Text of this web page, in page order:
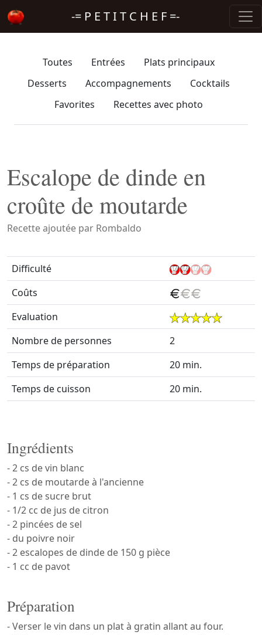
-= P E T I T C H E F =-
Toutes Entrées
Plats principaux
Desserts
Accompagnements
Cocktails
Favorites
Recettes avec photo
Escalope de dinde en
croûte de moutarde
Recette ajoutée par Rombaldo
Difficulté
Coûts
Evaluation
Nombre de personnes
2
Temps de préparation
20 min.
Temps de cuisson
20 min.
Ingrédients
- 2 cs de vin blanc
- 2 cs de moutarde à l'ancienne
- 1 cs de sucre brut
- 1/2 cc de jus de citron
- 2 pincées de sel
- du poivre noir
- 2 escalopes de dinde de 150 g pièce
- 1 cc de pavot
Préparation
- Verser le vin dans un plat à gratin allant au four.